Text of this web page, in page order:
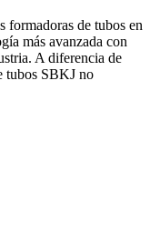
formadoras de tubos en
más avanzada con
A diferencia de
tubos SBKJ no